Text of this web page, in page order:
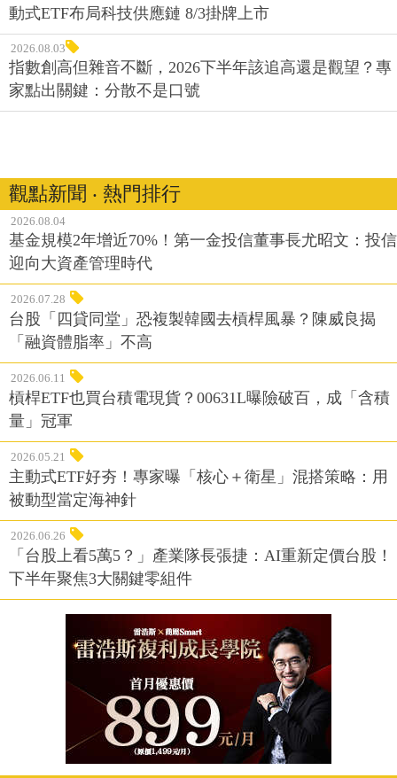
動式ETF布局科技供應鏈 8/3掛牌上市
2026.08.03
指數創高但雜音不斷，2026下半年該追高還是觀望？專
家點出關鍵：分散不是口號
觀點新聞 ‧ 熱門排行
2026.08.04
基金規模2年增近70%！第一金投信董事長尤昭文：投信
迎向大資產管理時代
2026.07.28
台股「四貸同堂」恐複製韓國去槓桿風暴？陳威良揭
「融資體脂率」不高
2026.06.11
槓桿ETF也買台積電現貨？00631L曝險破百，成「含積
量」冠軍
2026.05.21
主動式ETF好夯！專家曝「核心＋衛星」混搭策略：用
被動型當定海神針
2026.06.26
「台股上看5萬5？」產業隊長張捷：AI重新定價台股！
下半年聚焦3大關鍵零組件